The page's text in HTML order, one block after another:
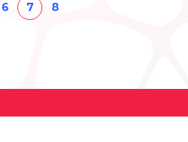
6 7 8